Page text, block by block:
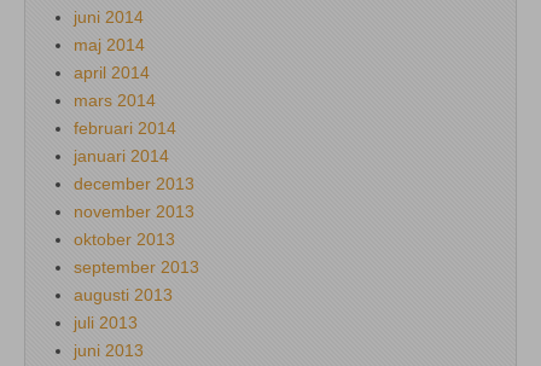
juni 2014
maj 2014
april 2014
mars 2014
februari 2014
januari 2014
december 2013
november 2013
oktober 2013
september 2013
augusti 2013
juli 2013
juni 2013